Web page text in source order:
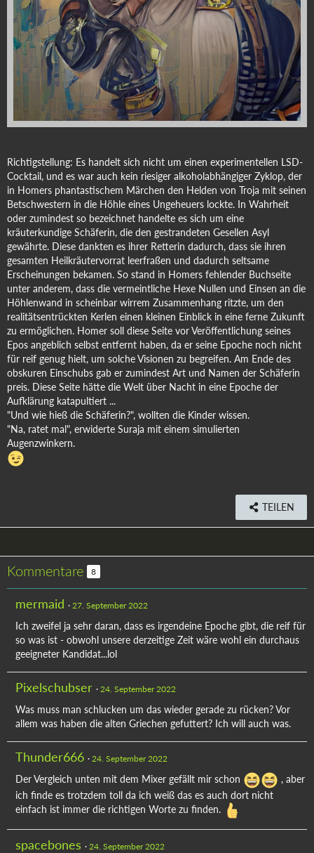
Richtigstellung: Es handelt sich nicht um einen experimentellen LSD-
Cocktail, und es war auch kein riesiger alkoholabhängiger Zyklop, der
in Homers phantastischem Märchen den Helden von Troja mit seinen
Betschwestern in die Höhle eines Ungeheuers lockte. In Wahrheit
oder zumindest so bezeichnet handelte es sich um eine
kräuterkundige Schäferin, die den gestrandeten Gesellen Asyl
gewährte. Diese dankten es ihrer Retterin dadurch, dass sie ihren
gesamten Heilkräutervorrat leerfraßen und dadurch seltsame
Erscheinungen bekamen. So stand in Homers fehlender Buchseite
unter anderem, dass die vermeintliche Hexe Nullen und Einsen an die
Höhlenwand in scheinbar wirrem Zusammenhang ritzte, um den
realitätsentrückten Kerlen einen kleinen Einblick in eine ferne Zukunft
zu ermöglichen. Homer soll diese Seite vor Veröffentlichung seines
Epos angeblich selbst entfernt haben, da er seine Epoche noch nicht
für reif genug hielt, um solche Visionen zu begreifen. Am Ende des
obskuren Einschubs gab er zumindest Art und Namen der Schäferin
preis. Diese Seite hätte die Welt über Nacht in eine Epoche der
Aufklärung katapultiert ...
"Und wie hieß die Schäferin?", wollten die Kinder wissen.
"Na, ratet mal", erwiderte Suraja mit einem simulierten
Augenzwinkern.
TEILEN
Kommentare 8
mermaid 27. September 2022
Ich zweifel ja sehr daran, dass es irgendeine Epoche gibt, die reif für
so was ist - obwohl unsere derzeitige Zeit wäre wohl ein durchaus
geeigneter Kandidat...lol
Pixelschubser 24. September 2022
Was muss man schlucken um das wieder gerade zu rücken? Vor
allem was haben die alten Griechen gefuttert? Ich will auch was.
Thunder666 24. September 2022
Der Vergleich unten mit dem Mixer gefällt mir schon
, aber
ich finde es trotzdem toll da ich weiß das es auch dort nicht
einfach ist immer die richtigen Worte zu finden.
spacebones 24. September 2022